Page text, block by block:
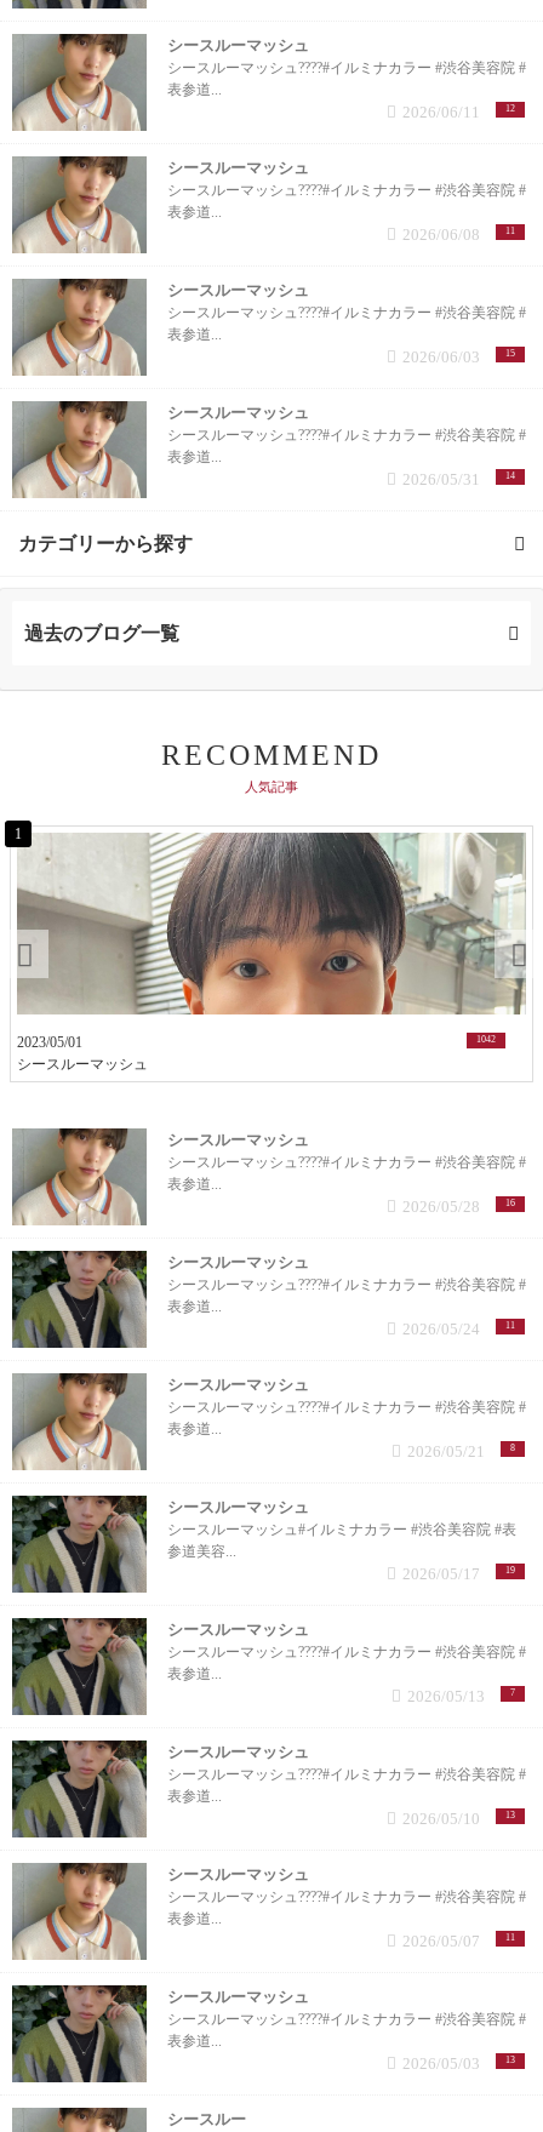
シースルーマッシュ
シースルーマッシュ????#イルミナカラー #渋谷美容院 #
表参道...
12
2026/06/11
シースルーマッシュ
シースルーマッシュ????#イルミナカラー #渋谷美容院 #
表参道...
11
2026/06/08
シースルーマッシュ
シースルーマッシュ????#イルミナカラー #渋谷美容院 #
表参道...
15
2026/06/03
シースルーマッシュ
シースルーマッシュ????#イルミナカラー #渋谷美容院 #
表参道...
14
2026/05/31
カテゴリーから探す
過去のブログ一覧
RECOMMEND
人気記事
1
2023/05/01 1042
シースルーマッシュ
シースルーマッシュ
シースルーマッシュ????#イルミナカラー #渋谷美容院 #
表参道...
16
2026/05/28
シースルーマッシュ
シースルーマッシュ????#イルミナカラー #渋谷美容院 #
表参道...
11
2026/05/24
シースルーマッシュ
シースルーマッシュ????#イルミナカラー #渋谷美容院 #
表参道...
8
2026/05/21
シースルーマッシュ
シースルーマッシュ#イルミナカラー #渋谷美容院 #表
参道美容...
19
2026/05/17
シースルーマッシュ
シースルーマッシュ????#イルミナカラー #渋谷美容院 #
表参道...
7
2026/05/13
シースルーマッシュ
シースルーマッシュ????#イルミナカラー #渋谷美容院 #
表参道...
13
2026/05/10
シースルーマッシュ
シースルーマッシュ????#イルミナカラー #渋谷美容院 #
表参道...
11
2026/05/07
シースルーマッシュ
シースルーマッシュ????#イルミナカラー #渋谷美容院 #
表参道...
13
2026/05/03
シースルー